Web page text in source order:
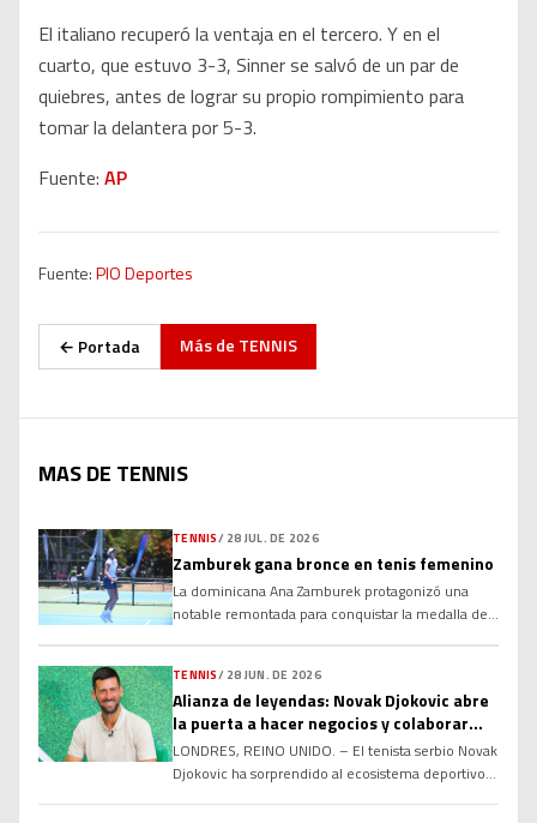
El italiano recuperó la ventaja en el tercero. Y en el
cuarto, que estuvo 3-3, Sinner se salvó de un par de
quiebres, antes de lograr su propio rompimiento para
tomar la delantera por 5-3.
Fuente: AP
Fuente:PIO Deportes
← Portada Más de TENNIS
MAS DE TENNIS
TENNIS/ 28 JUL. DE 2026
Zamburek gana bronce en tenis femenino
La dominicana Ana Zamburek protagonizó una
notable remontada para conquistar la medalla de
2026, al derrotar a la colombiana María Torres, en
la disputa por el tercer lugar. Luego de ceder el
primer set, Zamburek apeló a la paciencia, el
temple […]
TENNIS/ 28 JUN. DE 2026
Alianza de leyendas: Novak Djokovic abre
la puerta a hacer negocios y colaborar
con Rafael Nadal y Roger Federer en el
futuro
LONDRES, REINO UNIDO. – El tenista serbio Novak
Djokovic ha sorprendido al ecosistema deportivo y